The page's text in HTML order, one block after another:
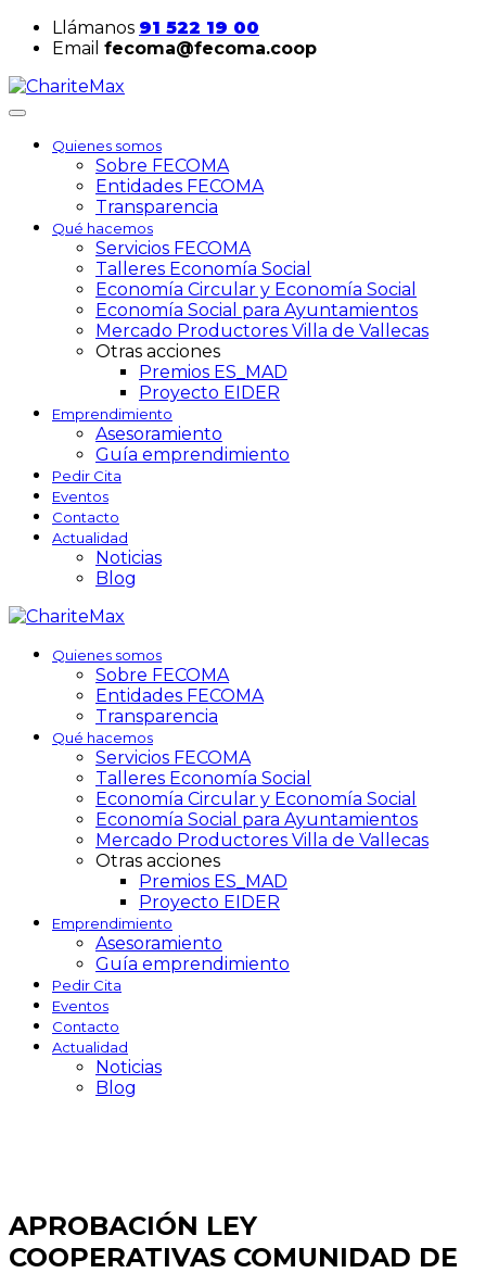
Llámanos 91 522 19 00
Email fecoma@fecoma.coop
Quienes somos
Sobre FECOMA
Entidades FECOMA
Transparencia
Qué hacemos
Servicios FECOMA
Talleres Economía Social
Economía Circular y Economía Social
Economía Social para Ayuntamientos
Mercado Productores Villa de Vallecas
Otras acciones
Premios ES_MAD
Proyecto EIDER
Emprendimiento
Asesoramiento
Guía emprendimiento
Pedir Cita
Eventos
Contacto
Actualidad
Noticias
Blog
Quienes somos
Sobre FECOMA
Entidades FECOMA
Transparencia
Qué hacemos
Servicios FECOMA
Talleres Economía Social
Economía Circular y Economía Social
Economía Social para Ayuntamientos
Mercado Productores Villa de Vallecas
Otras acciones
Premios ES_MAD
Proyecto EIDER
Emprendimiento
Asesoramiento
Guía emprendimiento
Pedir Cita
Eventos
Contacto
Actualidad
Noticias
Blog
APROBACIÓN LEY
COOPERATIVAS COMUNIDAD DE